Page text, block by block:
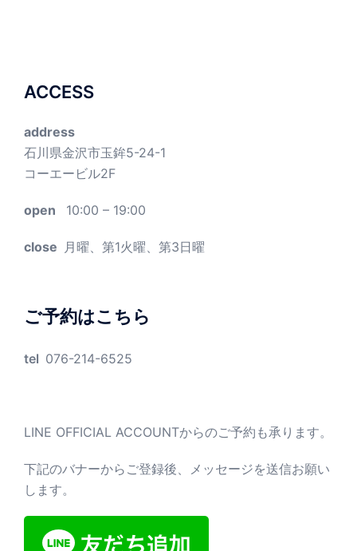
ACCESS
address
石川県金沢市玉鉾5-24-1
コーエービル2F
open 10:00 – 19:00
close 月曜、第1火曜、第3日曜
ご予約はこちら
tel 076-214-6525
LINE OFFICIAL ACCOUNTからのご予約も承ります。
下記のバナーからご登録後、メッセージを送信お願い
します。